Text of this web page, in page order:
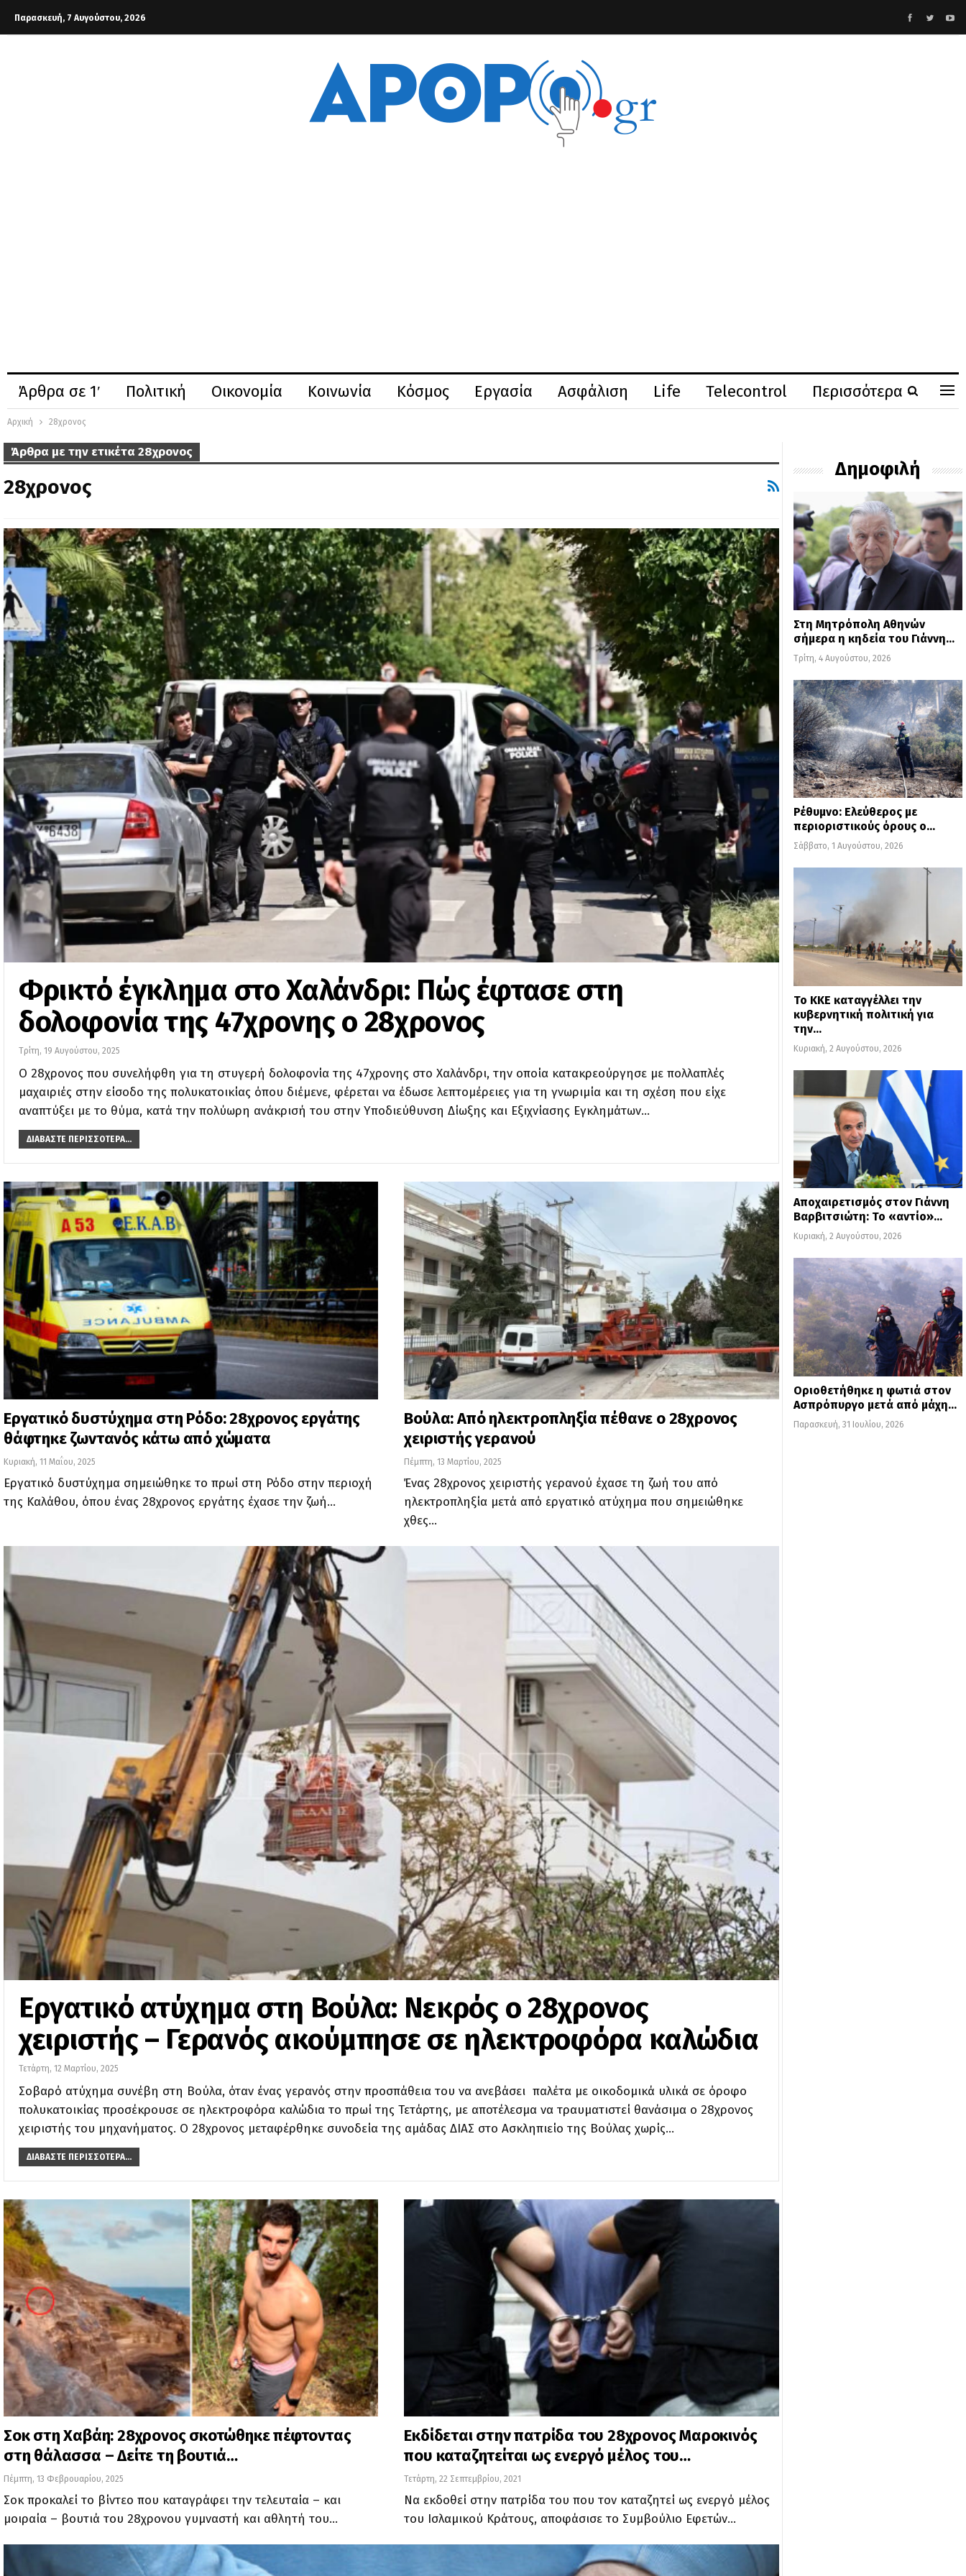
Παρασκευή, 7 Αυγούστου, 2026
Άρθρα σε 1′ Πολιτική Οικονομία Κοινωνία Κόσμος Εργασία Ασφάλιση Life Telecontrol Περισσότερα
Αρχική 28χρονος
Άρθρα με την ετικέτα 28χρονος
28χρονος
Φρικτό έγκλημα στο Χαλάνδρι: Πώς έφτασε στη
δολοφονία της 47χρονης ο 28χρονος
Τρίτη, 19 Αυγούστου, 2025
Ο 28χρονος που συνελήφθη για τη στυγερή δολοφονία της 47χρονης στο Χαλάνδρι, την οποία κατακρεούργησε με πολλαπλές
μαχαιριές στην είσοδο της πολυκατοικίας όπου διέμενε, φέρεται να έδωσε λεπτομέρειες για τη γνωριμία και τη σχέση που είχε
αναπτύξει με το θύμα, κατά την πολύωρη ανάκρισή του στην Υποδιεύθυνση Δίωξης και Εξιχνίασης Εγκλημάτων…
ΔΙΑΒΆΣΤΕ ΠΕΡΙΣΣΌΤΕΡΑ...
Εργατικό δυστύχημα στη Ρόδο: 28χρονος εργάτης
θάφτηκε ζωντανός κάτω από χώματα
Κυριακή, 11 Μαΐου, 2025
Εργατικό δυστύχημα σημειώθηκε το πρωί στη Ρόδο στην περιοχή
της Καλάθου, όπου ένας 28χρονος εργάτης έχασε την ζωή…
Βούλα: Από ηλεκτροπληξία πέθανε ο 28χρονος
χειριστής γερανού
Πέμπτη, 13 Μαρτίου, 2025
Ένας 28χρονος χειριστής γερανού έχασε τη ζωή του από
ηλεκτροπληξία μετά από εργατικό ατύχημα που σημειώθηκε
χθες…
Εργατικό ατύχημα στη Βούλα: Νεκρός ο 28χρονος
χειριστής – Γερανός ακούμπησε σε ηλεκτροφόρα καλώδια
Τετάρτη, 12 Μαρτίου, 2025
Σοβαρό ατύχημα συνέβη στη Βούλα, όταν ένας γερανός στην προσπάθεια του να ανεβάσει παλέτα με οικοδομικά υλικά σε όροφο
πολυκατοικίας προσέκρουσε σε ηλεκτροφόρα καλώδια το πρωί της Τετάρτης, με αποτέλεσμα να τραυματιστεί θανάσιμα ο 28χρονος
χειριστής του μηχανήματος. Ο 28χρονος μεταφέρθηκε συνοδεία της αμάδας ΔΙΑΣ στο Ασκληπιείο της Βούλας χωρίς…
ΔΙΑΒΆΣΤΕ ΠΕΡΙΣΣΌΤΕΡΑ...
Σοκ στη Χαβάη: 28χρονος σκοτώθηκε πέφτοντας
στη θάλασσα – Δείτε τη βουτιά…
Πέμπτη, 13 Φεβρουαρίου, 2025
Σοκ προκαλεί το βίντεο που καταγράφει την τελευταία – και
μοιραία – βουτιά του 28χρονου γυμναστή και αθλητή του…
Εκδίδεται στην πατρίδα του 28χρονος Μαροκινός
που καταζητείται ως ενεργό μέλος του…
Τετάρτη, 22 Σεπτεμβρίου, 2021
Να εκδοθεί στην πατρίδα του που τον καταζητεί ως ενεργό μέλος
του Ισλαμικού Κράτους, αποφάσισε το Συμβούλιο Εφετών…
Δημοφιλή
Στη Μητρόπολη Αθηνών
σήμερα η κηδεία του Γιάννη…
Τρίτη, 4 Αυγούστου, 2026
Ρέθυμνο: Ελεύθερος με
περιοριστικούς όρους ο…
Σάββατο, 1 Αυγούστου, 2026
Το ΚΚΕ καταγγέλλει την
κυβερνητική πολιτική για
την…
Κυριακή, 2 Αυγούστου, 2026
Αποχαιρετισμός στον Γιάννη
Βαρβιτσιώτη: Το «αντίο»…
Κυριακή, 2 Αυγούστου, 2026
Οριοθετήθηκε η φωτιά στον
Ασπρόπυργο μετά από μάχη…
Παρασκευή, 31 Ιουλίου, 2026